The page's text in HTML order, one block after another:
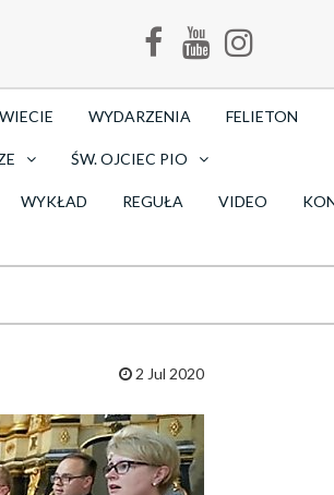
WYDARZENIA FELIETON
ŚW. OJCIEC PIO
WYKŁAD REGUŁA VIDEO
2 Jul 2020